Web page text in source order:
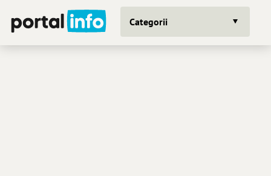
Categorii